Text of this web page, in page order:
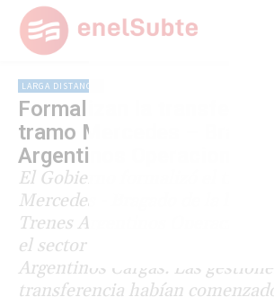
LARGA DISTANCIA
Formalizan la
tramo Mercedes –
Argentinos Operaciones
El Gobierno formalizó el
Mercedes - Bragado de la línea
Trenes Argentinos
el sector estaba bajo control de
Argentinos Cargas. Las
transferencia habían